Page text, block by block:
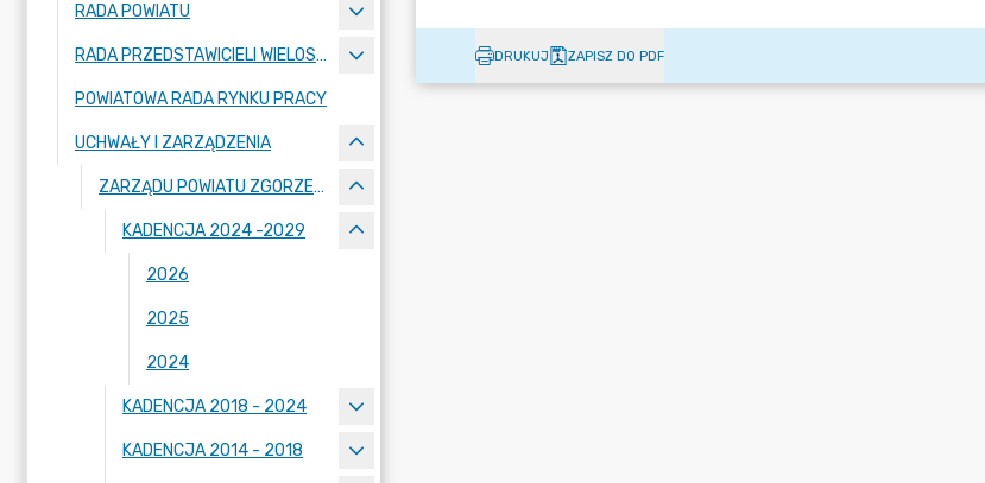
RADA POWIATU
RADA PRZEDSTAWICIELI WIELOSPECJALISTYCZNEGO ZESPOŁU OPIEKI ZDROWOTNEJ "BOLESŁAWIEC-ZGORZELEC" SAMODZIELNEGO PUBLICZNEGO ZAKŁADU OPIEKI ZDROWOTNEJ
POWIATOWA RADA RYNKU PRACY
UCHWAŁY I ZARZĄDZENIA
ZARZĄDU POWIATU ZGORZELECKIEGO
KADENCJA 2024 -2029
2026
2025
2024
KADENCJA 2018 - 2024
KADENCJA 2014 - 2018
DRUKUJ ZAPISZ DO PDF